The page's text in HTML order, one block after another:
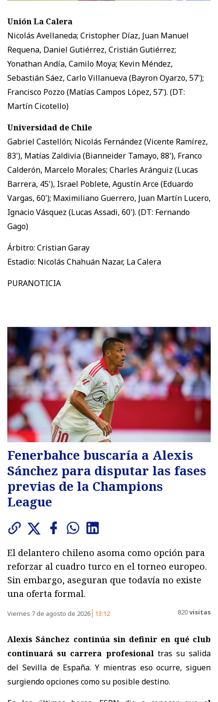
Unión La Calera
Nicolás Avellaneda; Cristopher Díaz, Juan Manuel
Requena, Daniel Gutiérrez, Cristián Gutiérrez;
Yonathan Andía, Camilo Moya; Kevin Méndez,
Sebastián Sáez, Carlo Villanueva (Bayron Oyarzo, 57');
Francisco Pozzo (Matías Campos López, 57'). (DT:
Martín Cicotello)
Universidad de Chile
Gabriel Castellón; Nicolás Fernández (Vicente Ramírez,
83'), Matías Zaldivia (Bianneider Tamayo, 88'), Franco
Calderón, Marcelo Morales; Charles Aránguiz (Lucas
Barrera, 45'), Israel Poblete, Agustín Arce (Eduardo
Vargas, 60'); Maximiliano Guerrero, Juan Martín Lucero,
Ignacio Vásquez (Lucas Assadi, 60'). (DT: Fernando
Gago)
Árbitro: Cristian Garay
Estadio: Nicolás Chahuán Nazar, La Calera
PURANOTICIA
Fenerbahce buscaría a Alexis
Sánchez para disputar las fases
previas de la Champions
League
El delantero chileno asoma como opción para
reforzar al cuadro turco en el torneo europeo.
Sin embargo, aseguran que todavía no existe
una oferta formal.
Viernes 7 de agosto de 2026 13:12 820visitas
Alexis Sánchez continúa sin definir en qué club
continuará su carrera profesionaltras su salida
del Sevilla de España. Y mientras eso ocurre, siguen
surgiendo opciones como su posible destino.